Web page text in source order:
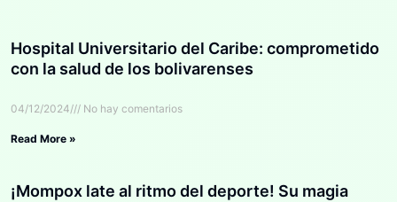
Hospital Universitario del Caribe: comprometido
con la salud de los bolivarenses
04/12/2024 No hay comentarios
Read More »
¡Mompox late al ritmo del deporte! Su magia